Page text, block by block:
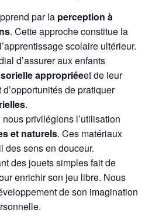
par la perception à
. Cette approche constitue la
scolaire ultérieur.
d’assurer aux enfants
appropriéeet de leur
de pratiquer
.
privilégions l’utilisation
et naturels. Ces matériaux
des sens en douceur.
des jouets simples fait de
enrichir son jeu libre. Nous
de son imagination